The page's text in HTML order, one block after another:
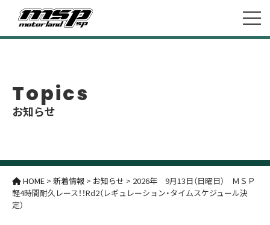
Topics
お知らせ
HOME > 新着情報 > お知らせ > 2026年 9月13日（日曜日） ＭＳＰ
軽4時間耐久レース！！Rd2（レギュレーション・タイムスケジュール決
定）